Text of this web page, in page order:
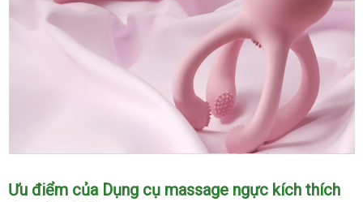
Ưu điểm dịch
của Dụng cụ massage ngực kích thích